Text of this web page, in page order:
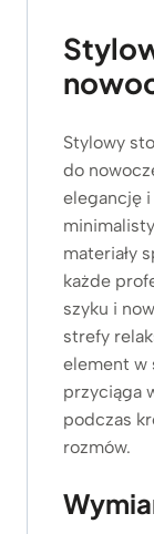
Stylowy
do
elegancję
materiały
każde
szyku i
strefy
element w
przyciąga
podczas
rozmów.